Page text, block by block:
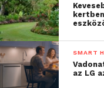
távirányító, a
telefont sem kell
vezérlésére.
gombnyomás – a
Amennyiben
az irányítás
SMART
az LG